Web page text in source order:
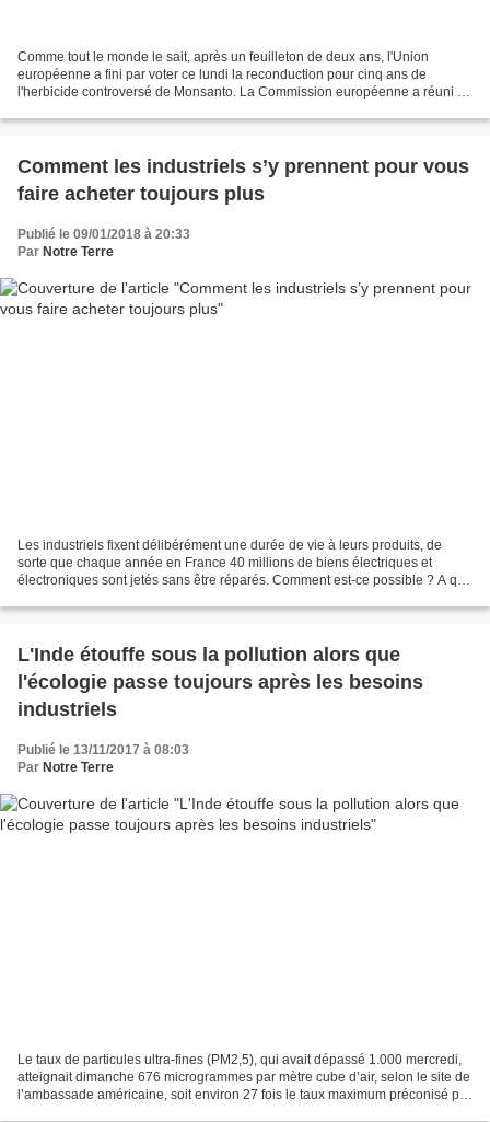
Comme tout le monde le sait, après un feuilleton de deux ans, l'Union
européenne a fini par voter ce lundi la reconduction pour cinq ans de
l'herbicide controversé de Monsanto. La Commission européenne a réuni la
Comment les industriels s’y prennent pour vous
faire acheter toujours plus
Publié le 09/01/2018 à 20:33
Par Notre Terre
Les industriels fixent délibérément une durée de vie à leurs produits, de
sorte que chaque année en France 40 millions de biens électriques et
électroniques sont jetés sans être réparés. Comment est-ce possible ? A qui
L'Inde étouffe sous la pollution alors que
l'écologie passe toujours après les besoins
industriels
Publié le 13/11/2017 à 08:03
Par Notre Terre
Le taux de particules ultra-fines (PM2,5), qui avait dépassé 1.000 mercredi,
atteignait dimanche 676 microgrammes par mètre cube d’air, selon le site de
l’ambassade américaine, soit environ 27 fois le taux maximum préconisé par